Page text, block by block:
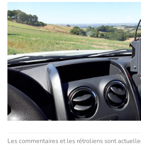
Les commentaires et les rétroliens sont